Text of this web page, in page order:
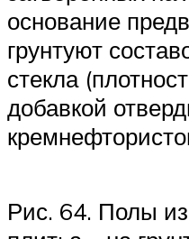
основание
грунтуют
стекла
добавкой
Рис. 64. Полы